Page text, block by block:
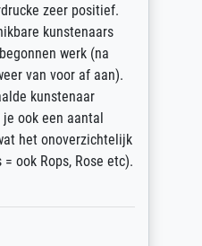
zeer positief.
kunstenaars
werk (na
van voor af aan).
kunstenaar
ook een aantal
het onoverzichtelijk
ook Rops, Rose etc).